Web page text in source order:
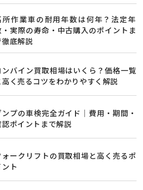
所作業車の耐用年数は何年？法定年
・実際の寿命・中古購入のポイントま
徹底解説
ンバイン買取相場はいくら？価格一覧
高く売るコツをわかりやすく解説
ンプの車検完全ガイド｜費用・期間・
認ポイントまで解説
ォークリフトの買取相場と高く売るポ
ント